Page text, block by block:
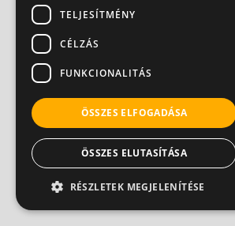
TELJESÍTMÉNY
CÉLZÁS
FUNKCIONALITÁS
ÖSSZES ELFOGADÁSA
ÖSSZES ELUTASÍTÁSA
RÉSZLETEK MEGJELENÍTÉSE